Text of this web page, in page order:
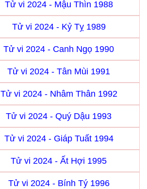
Tử vi 2024 - Mậu Thìn 1988
Tử vi 2024 - Kỷ Tỵ 1989
Tử vi 2024 - Canh Ngọ 1990
Tử vi 2024 - Tân Mùi 1991
Tử vi 2024 - Nhâm Thân 1992
Tử vi 2024 - Quý Dậu 1993
Tử vi 2024 - Giáp Tuất 1994
Tử vi 2024 - Ất Hợi 1995
Tử vi 2024 - Bính Tý 1996